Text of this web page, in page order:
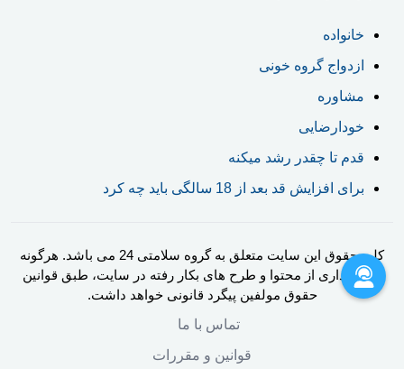
خانواده
ازدواج گروه خونی
مشاوره
خودارضایی
قدم تا چقدر رشد میکنه
برای افزایش قد بعد از 18 سالگی باید چه کرد
کلیه حقوق این سایت متعلق به گروه سلامتی 24 می باشد. هرگونه
کپی برداری از محتوا و طرح های بکار رفته در سایت، طبق قوانین
حقوق مولفین پیگرد قانونی خواهد داشت.
تماس با ما
قوانین و مقررات